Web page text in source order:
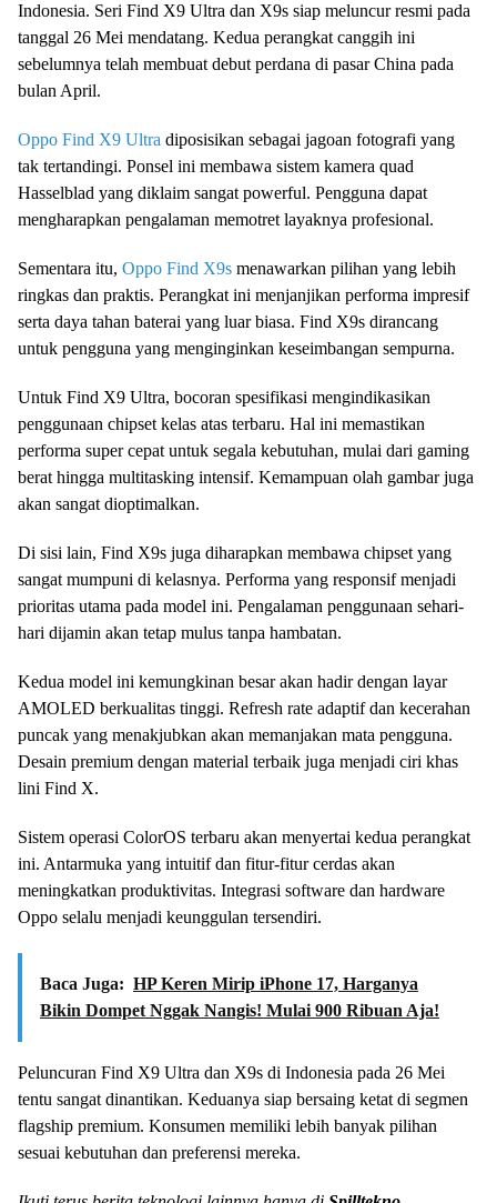
Indonesia. Seri Find X9 Ultra dan X9s siap meluncur resmi pada
tanggal 26 Mei mendatang. Kedua perangkat canggih ini
sebelumnya telah membuat debut perdana di pasar China pada
bulan April.
Oppo Find X9 Ultra diposisikan sebagai jagoan fotografi yang
tak tertandingi. Ponsel ini membawa sistem kamera quad
Hasselblad yang diklaim sangat powerful. Pengguna dapat
mengharapkan pengalaman memotret layaknya profesional.
Sementara itu, Oppo Find X9s menawarkan pilihan yang lebih
ringkas dan praktis. Perangkat ini menjanjikan performa impresif
serta daya tahan baterai yang luar biasa. Find X9s dirancang
untuk pengguna yang menginginkan keseimbangan sempurna.
Untuk Find X9 Ultra, bocoran spesifikasi mengindikasikan
penggunaan chipset kelas atas terbaru. Hal ini memastikan
performa super cepat untuk segala kebutuhan, mulai dari gaming
berat hingga multitasking intensif. Kemampuan olah gambar juga
akan sangat dioptimalkan.
Di sisi lain, Find X9s juga diharapkan membawa chipset yang
sangat mumpuni di kelasnya. Performa yang responsif menjadi
prioritas utama pada model ini. Pengalaman penggunaan sehari-
hari dijamin akan tetap mulus tanpa hambatan.
Kedua model ini kemungkinan besar akan hadir dengan layar
AMOLED berkualitas tinggi. Refresh rate adaptif dan kecerahan
puncak yang menakjubkan akan memanjakan mata pengguna.
Desain premium dengan material terbaik juga menjadi ciri khas
lini Find X.
Sistem operasi ColorOS terbaru akan menyertai kedua perangkat
ini. Antarmuka yang intuitif dan fitur-fitur cerdas akan
meningkatkan produktivitas. Integrasi software dan hardware
Oppo selalu menjadi keunggulan tersendiri.
Baca Juga: HP Keren Mirip iPhone 17, Harganya
Bikin Dompet Nggak Nangis! Mulai 900 Ribuan Aja!
Peluncuran Find X9 Ultra dan X9s di Indonesia pada 26 Mei
tentu sangat dinantikan. Keduanya siap bersaing ketat di segmen
flagship premium. Konsumen memiliki lebih banyak pilihan
sesuai kebutuhan dan preferensi mereka.